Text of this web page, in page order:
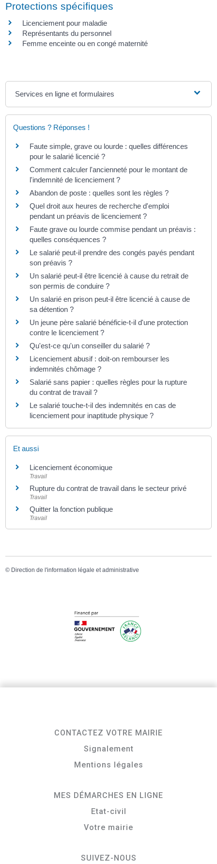
Protections spécifiques
Licenciement pour maladie
Représentants du personnel
Femme enceinte ou en congé maternité
Services en ligne et formulaires
Questions ? Réponses !
Faute simple, grave ou lourde : quelles différences
pour le salarié licencié ?
Comment calculer l'ancienneté pour le montant de
l'indemnité de licenciement ?
Abandon de poste : quelles sont les règles ?
Quel droit aux heures de recherche d'emploi
pendant un préavis de licenciement ?
Faute grave ou lourde commise pendant un préavis :
quelles conséquences ?
Le salarié peut-il prendre des congés payés pendant
son préavis ?
Un salarié peut-il être licencié à cause du retrait de
son permis de conduire ?
Un salarié en prison peut-il être licencié à cause de
sa détention ?
Un jeune père salarié bénéficie-t-il d'une protection
contre le licenciement ?
Qu'est-ce qu'un conseiller du salarié ?
Licenciement abusif : doit-on rembourser les
indemnités chômage ?
Salarié sans papier : quelles règles pour la rupture
du contrat de travail ?
Le salarié touche-t-il des indemnités en cas de
licenciement pour inaptitude physique ?
Et aussi
Licenciement économique
Travail
Rupture du contrat de travail dans le secteur privé
Travail
Quitter la fonction publique
Travail
© Direction de l'information légale et administrative
CONTACTEZ VOTRE MAIRIE
Signalement
Mentions légales
MES DÉMARCHES EN LIGNE
Etat-civil
Votre mairie
SUIVEZ-NOUS